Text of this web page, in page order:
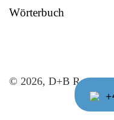
Wörterbuch
© 2026, D+B